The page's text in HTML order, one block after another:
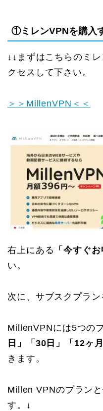
①ミレンVPNを購入
↓↓まずはこちらのミ
クセスして下さい。
＞＞MillenVPN＜＜
右上にある 「今すぐお
い。
次に、サブスクプラン
MillenVPNには5つの
日」「30日」「12ヶ
きます。
Millen VPNのプラン
す。↓